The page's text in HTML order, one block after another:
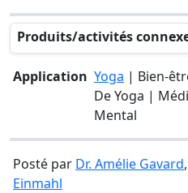
Produits/activités
Application Yoga | Bien-
De Yoga |
Mental
Posté par Dr. Amélie Gavard
Einmahl